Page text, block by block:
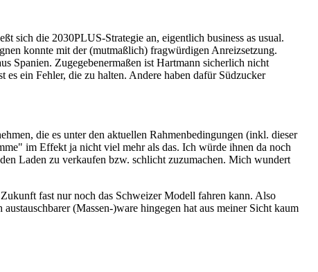
sich die 2030PLUS-Strategie an, eigentlich business as usual.
konnte mit der (mutmaßlich) fragwürdigen Anreizsetzung.
Spanien. Zugegebenermaßen ist Hartmann sicherlich nicht
ein Fehler, die zu halten. Andere haben dafür Südzucker
die es unter den aktuellen Rahmenbedingungen (inkl. dieser
im Effekt ja nicht viel mehr als das. Ich würde ihnen da noch
Laden zu verkaufen bzw. schlicht zuzumachen. Mich wundert
fast nur noch das Schweizer Modell fahren kann. Also
(Massen-)ware hingegen hat aus meiner Sicht kaum